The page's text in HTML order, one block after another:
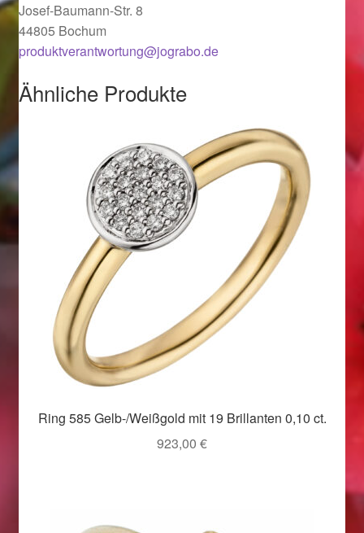
Valentinstag 2016
Valentinstag Geschenke
Vertrag widerrufen
Weihnachtsangebote 2015
Weihnachtsangebote 2016
Weihnachtsangebote 2017
Weihnachtsangebote 2018
Weihnachtsangebote 2019
Josef-Baumann-Str. 8
44805 Bochum
produktverantwortung@jograbo.de
Ähnliche Produkte
Ring 585 Gelb-/Weißgold mit 19 Brillanten 0,10 ct.
923,00 €